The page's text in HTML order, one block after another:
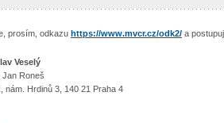
prosím, odkazu https://www.mvcr.cz/odk2/ a
Veselý
Jan Roneš
nám. Hrdinů 3, 140 21 Praha 4